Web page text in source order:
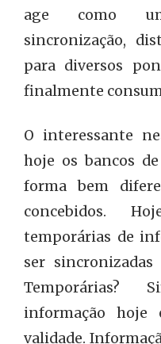
age como
sincronização,
para diversos
finalmente
O interessante
hoje os bancos
forma bem
concebidos.
temporárias de
ser
Temporárias?
informação
validade.